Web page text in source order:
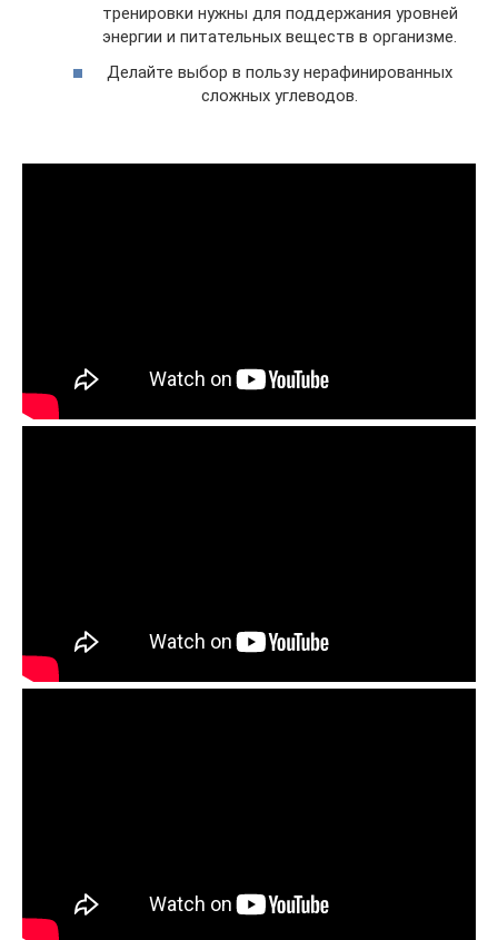
тренировки нужны для поддержания уровней
энергии и питательных веществ в организме.
Делайте выбор в пользу нерафинированных
сложных углеводов.